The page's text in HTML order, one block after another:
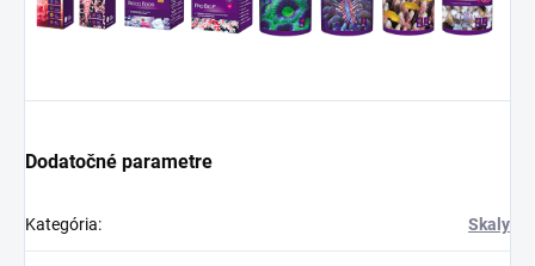
Dodatočné parametre
Kategória: Skaly